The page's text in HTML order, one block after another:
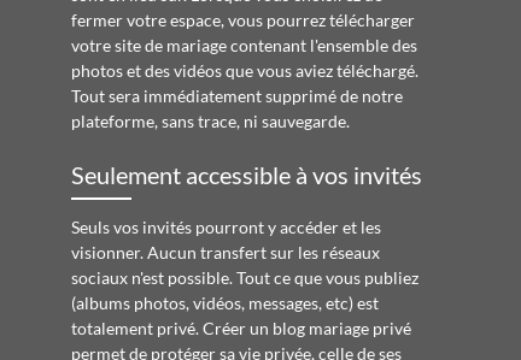
fermer votre espace, vous pourrez télécharger
votre site de mariage contenant l'ensemble des
photos et des vidéos que vous aviez téléchargé.
Tout sera immédiatement supprimé de notre
plateforme, sans trace, ni sauvegarde.
Seulement accessible à vos invités
Seuls vos invités pourront y accéder et les
visionner. Aucun transfert sur les réseaux
sociaux n'est possible. Tout ce que vous publiez
(albums photos, vidéos, messages, etc) est
totalement privé. Créer un blog mariage privé
permet de protéger sa vie privée, celle de ses